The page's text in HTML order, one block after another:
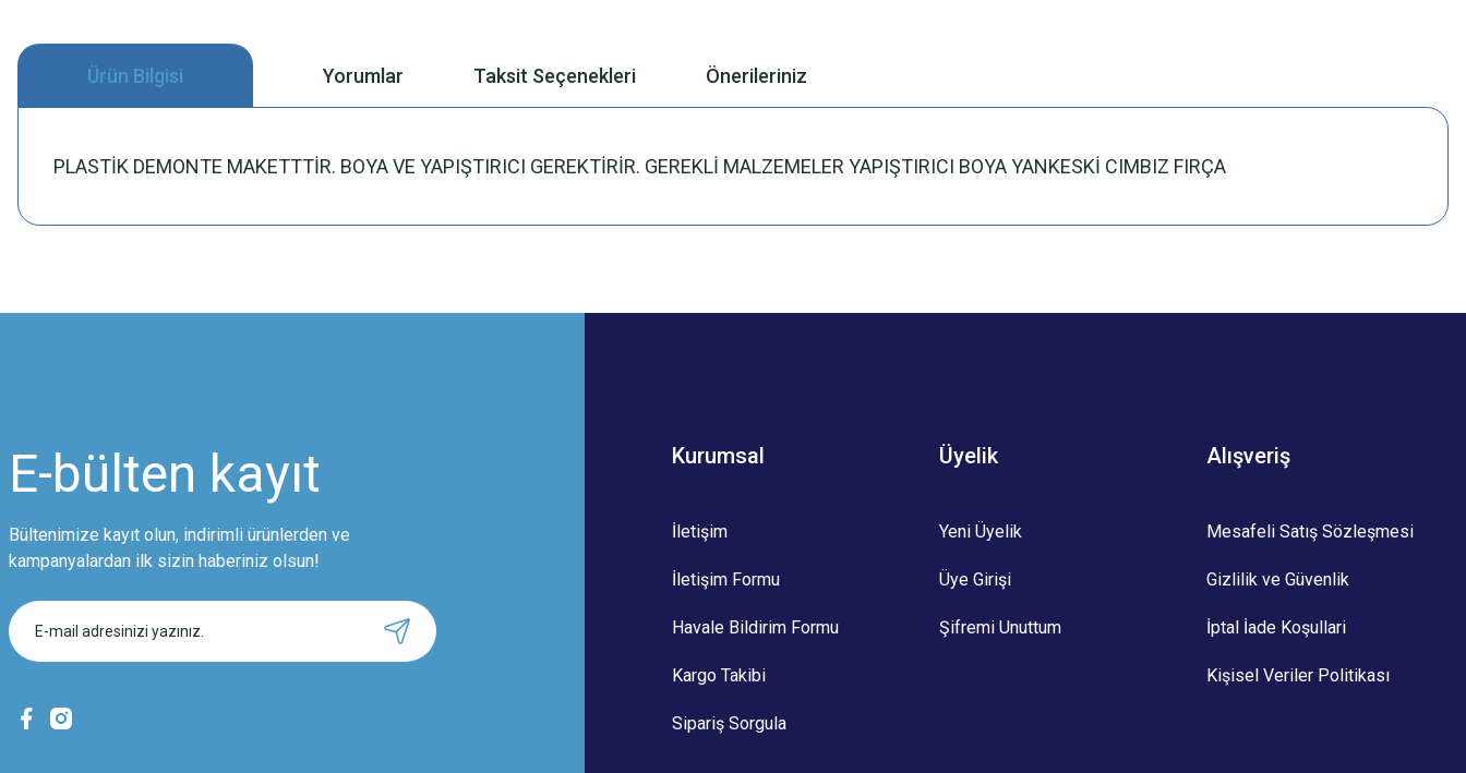
Ürün Bilgisi Yorumlar Taksit Seçenekleri Önerileriniz
PLASTİK DEMONTE MAKETTTİR. BOYA VE YAPIŞTIRICI GEREKTİRİR. GEREKLİ MALZEMELER YAPIŞTIRICI BOYA YANKESKİ CIMBIZ FIRÇA
Bu ürüne ilk yorumu siz yapın!
Bu ürüne benzer farklı alternatifler olmalı.
Gönder
E-bülten kayıt
Bültenimize kayıt olun, indirimli ürünlerden ve
kampanyalardan ilk sizin haberiniz olsun!
Kurumsal
İletişim
İletişim Formu
Havale Bildirim Formu
Kargo Takibi
Sipariş Sorgula
Üyelik
Yeni Üyelik
Üye Girişi
Şifremi Unuttum
Alışveriş
Mesafeli Satış Sözleşmesi
Gizlilik ve Güvenlik
İptal İade Koşullari
Kişisel Veriler Politikası